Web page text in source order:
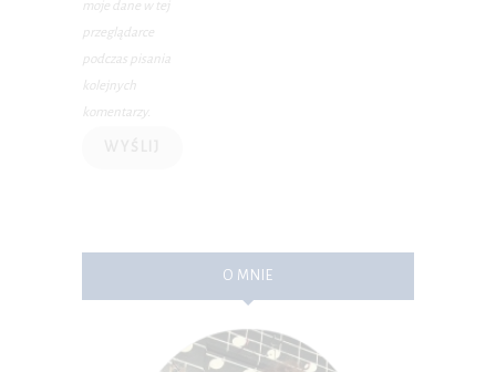
moje dane w tej
przeglądarce
podczas pisania
kolejnych
komentarzy.
O MNIE